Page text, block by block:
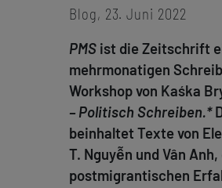
Blog, 23. Juni 2022
PMS ist die Zeitschrift
mehrmonatigen
Workshop von Kaśka
– Politisch Schreiben.*
beinhaltet Texte von
T. Nguyễn und Vân
postmigrantischen